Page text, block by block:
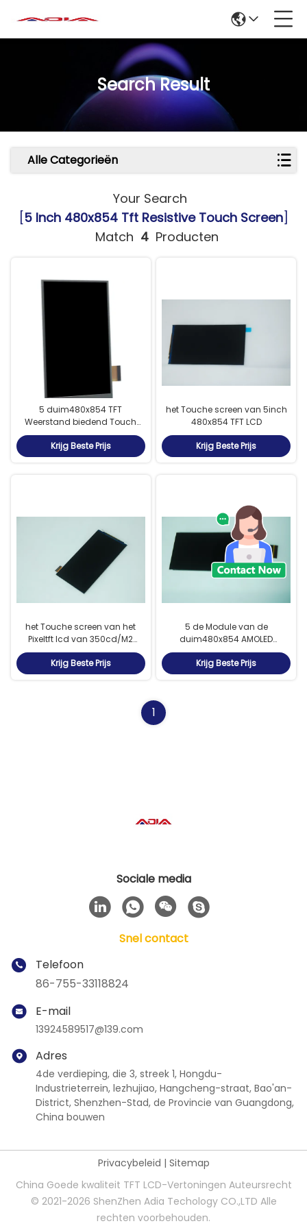
Search Result
Alle Categorieën
Your Search
[5 Inch 480x854 Tft Resistive Touch Screen]
Match 4 Producten
5 duim480x854 TFT
Weerstand biedend Touch
screen met ILI9806G-
Bestuurder
Krijg Beste Prijs
het Touche screen van 5inch
480x854 TFT LCD
Krijg Beste Prijs
het Touche screen van het
Pixeltft lcd van 350cd/M2
480x854 met MIPI-Interface
Krijg Beste Prijs
5 de Module van de
duim480x854 AMOLED
Vertoning met ILI9806G-
Bestuurder IC
Krijg Beste Prijs
1
Sociale media
Snel contact
Telefoon
86-755-33118824
E-mail
13924589517@139.com
Adres
4de verdieping, die 3, streek 1, Hongdu-
Industrieterrein, lezhujiao, Hangcheng-straat, Bao'an-
District, Shenzhen-Stad, de Provincie van Guangdong,
China bouwen
Privacybeleid | Sitemap
China Goede kwaliteit TFT LCD-Vertoningen Auteursrecht
© 2021-2026 ShenZhen Adia Techology CO.,LTD Alle
rechten voorbehouden.